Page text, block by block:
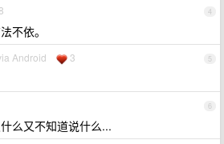
4
不依。
5
Android 3
6
么又不知道说什么...